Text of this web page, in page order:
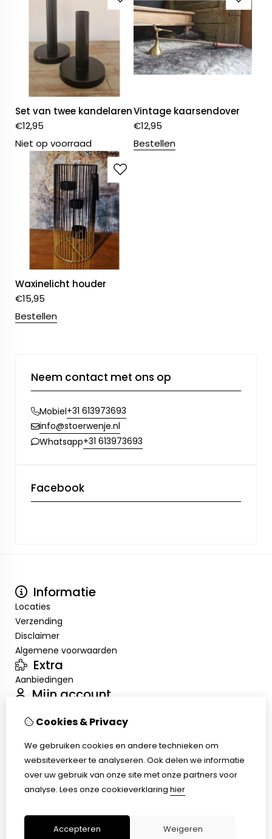
Set van twee kandelaren
€12,95
Niet op voorraad
Vintage kaarsendover
€12,95
Bestellen
Waxinelicht houder
€15,95
Bestellen
Neem contact met ons op
Mobiel+31 613973693
info@stoerwenje.nl
Whatsapp+31 613973693
Facebook
Informatie
Locaties
Verzending
Disclaimer
Algemene voorwaarden
Extra
Aanbiedingen
Mijn account
Bestelhistorie
Nieuwsbrief
Klantenservice
Retourneren
Cookies & Privacy
We gebruiken cookies en andere technieken om
websiteverkeer te analyseren. Ook delen we informatie
over uw gebruik van onze site met onze partners voor
analyse. Lees onze cookieverklaring hier
Accepteren Weigeren